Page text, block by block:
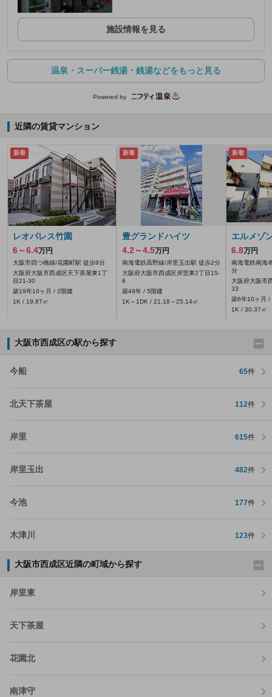
施設情報を見る
温泉・スーパー銭湯・銭湯などをもっと見る
Powered by
近隣の賃貸マンション
新着
レオパレス竹園
6～6.4万円
大阪市四つ橋線/花園町駅 徒歩9分
大阪府大阪市西成区天下茶屋東1丁
目21-30
築19年10ヶ月 / 2階建
1K / 19.87㎡
新着
豊グランドハイツ
4.2～4.5万円
南海電鉄高野線/岸里玉出駅 徒歩2分
大阪府大阪市西成区岸里東2丁目15-
6
築49年 / 5階建
1K～1DK / 21.18～25.14㎡
新着
エルメゾ
6.8万円
南海電鉄南海
分
大阪府大阪市
33
築6年10ヶ月 /
1K / 30.37㎡
大阪市西成区の駅から探す
今船 65件
北天下茶屋 112件
岸里 615件
岸里玉出 482件
今池 177件
木津川 123件
大阪市西成区近隣の町域から探す
岸里東
天下茶屋
花園北
南津守